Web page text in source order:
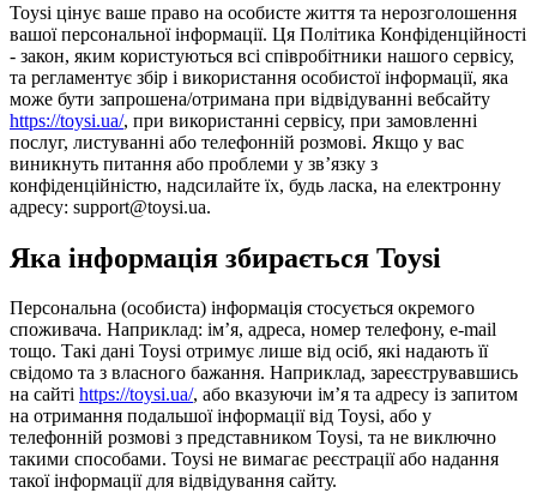
Toysi цінує ваше право на особисте життя та нерозголошення
вашої персональної інформації. Ця Політика Конфіденційності
- закон, яким користуються всі співробітники нашого сервісу,
та регламентує збір і використання особистої інформації, яка
може бути запрошена/отримана при відвідуванні вебсайту
https://toysi.ua/, при використанні сервісу, при замовленні
послуг, листуванні або телефонній розмові. Якщо у вас
виникнуть питання або проблеми у зв’язку з
конфіденційністю, надсилайте їх, будь ласка, на електронну
адресу: support@toysi.ua.
Яка інформація збирається Toysi
Персональна (особиста) інформація стосується окремого
споживача. Наприклад: ім’я, адреса, номер телефону, e-mail
тощо. Такі дані Toysi отримує лише від осіб, які надають її
свідомо та з власного бажання. Наприклад, зареєструвавшись
на сайті https://toysi.ua/, або вказуючи ім’я та адресу із запитом
на отримання подальшої інформації від Toysi, або у
телефонній розмові з представником Toysi, та не виключно
такими способами. Toysi не вимагає реєстрації або надання
такої інформації для відвідування сайту.